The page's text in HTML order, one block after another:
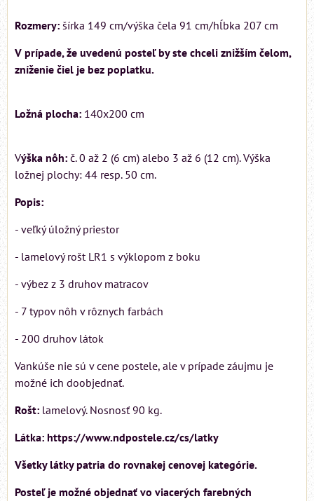
Rozmery: šírka 149 cm/výška čela 91 cm/hĺbka 207 cm
V prípade, že uvedenú posteľ by ste chceli znižším čelom,
zníženie čiel je bez poplatku.
Ložná plocha: 140x200 cm
Výška nôh: č. 0 až 2 (6 cm) alebo 3 až 6 (12 cm). Výška
ložnej plochy: 44 resp. 50 cm.
Popis:
- veľký úložný priestor
- lamelový rošt LR1 s výklopom z boku
- výbez z 3 druhov matracov
- 7 typov nôh v rôznych farbách
- 200 druhov látok
Vankúše nie sú v cene postele, ale v prípade záujmu je
možné ich doobjednať.
Rošt: lamelový. Nosnosť 90 kg.
Látka: https://www.ndpostele.cz/cs/latky
Všetky látky patria do rovnakej cenovej kategórie.
Posteľ je možné objednať vo viacerých farebných